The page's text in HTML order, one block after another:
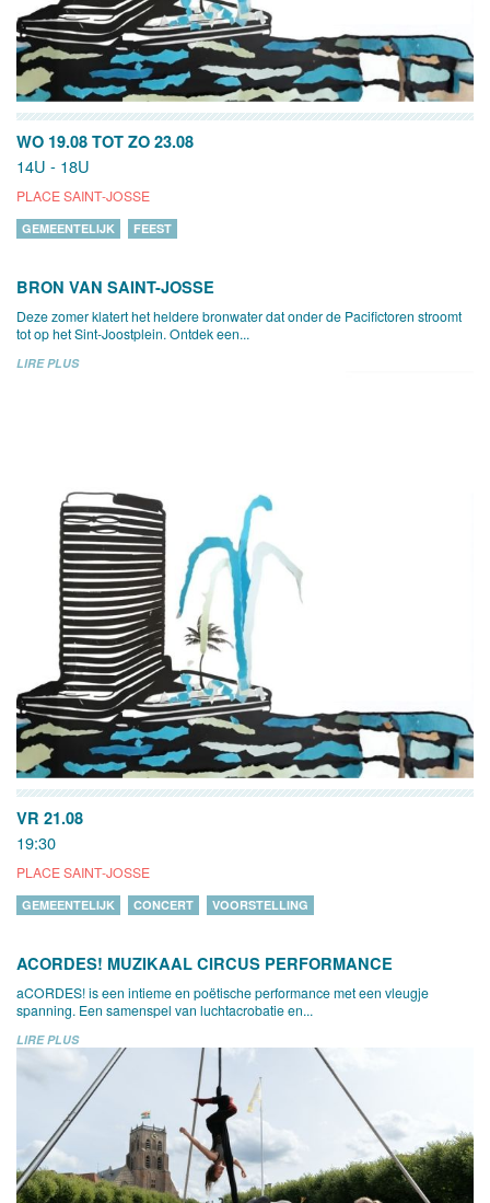
WO 19.08 TOT ZO 23.08
14U - 18U
PLACE SAINT-JOSSE
GEMEENTELIJK FEEST
BRON VAN SAINT-JOSSE
Deze zomer klatert het heldere bronwater dat onder de Pacifictoren stroomt
tot op het Sint-Joostplein. Ontdek een...
LIRE PLUS
VR 21.08
19:30
PLACE SAINT-JOSSE
GEMEENTELIJK CONCERT VOORSTELLING
ACORDES! MUZIKAAL CIRCUS PERFORMANCE
aCORDES! is een intieme en poëtische performance met een vleugje
spanning. Een samenspel van luchtacrobatie en...
LIRE PLUS